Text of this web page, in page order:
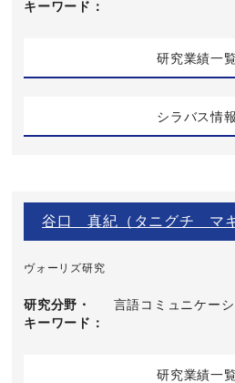
キーワード
研究業績一
シラバス情報
谷口 真紀（タニグチ マキ
ヴォーリズ研究
研究分野・
キーワード
言語コミュニケー
研究業績一